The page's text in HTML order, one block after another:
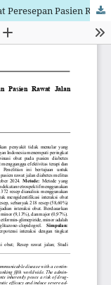
Studi Retrospektif: Potensi Interaksi Obat Peresepan Pasien Rawat Jalan Diabetes Melitus Tipe 2 di Rumah Sakit X